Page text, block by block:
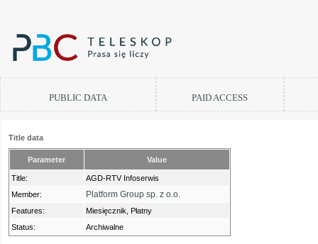
PUBLIC DATA PAID ACCESS
Title data
Parameter Value
Title:
AGD-RTV Infoserwis
Member:
Platform Group sp. z o.o.
Features:
Miesięcznik, Płatny
Status:
Archiwalne